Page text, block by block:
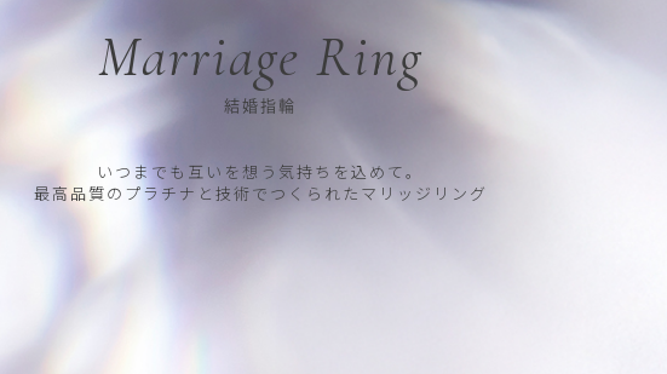
Marriage Ring
結婚指輪
いつまでも互いを想う気持ちを込めて。
最高品質のプラチナと技術でつくられたマリッジリング